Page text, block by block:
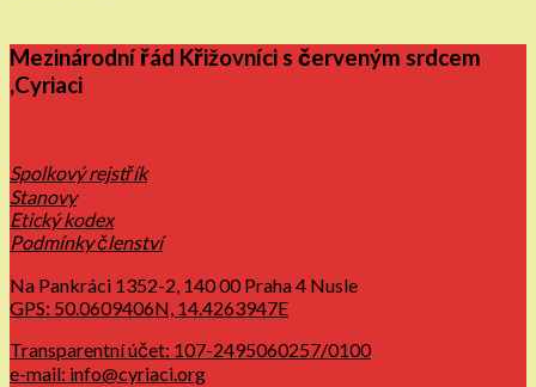
Mezinárodní řád Křižovníci s červeným srdcem
,Cyriaci
Spolkový rejstřík
Stanovy
Etický kodex
Podmínky členství
Na Pankráci 1352-2, 140 00 Praha 4 Nusle
GPS: 50.0609406N, 14.4263947E
Transparentní účet: 107-2495060257/0100
e-mail: info@cyriaci.org